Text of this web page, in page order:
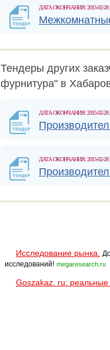
ДАТА ОКОНЧАНИЯ: 2015-02-28
Тендеры других
фурнитура" в
ДАТА ОКОНЧАНИЯ: 2015-02-28
ДАТА ОКОНЧАНИЯ: 2015-02-28
Исследование рынка.
исследований! megaresearch.ru
Goszakaz. ru: реальные